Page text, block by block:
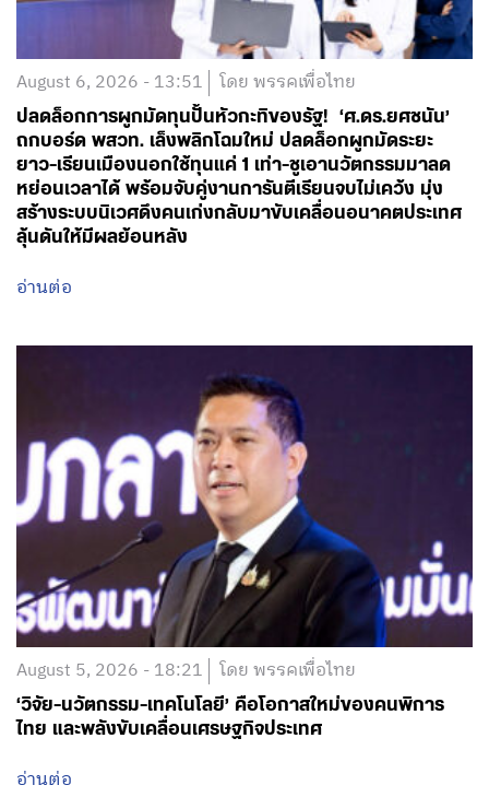
August 6, 2026 - 13:51 โดย พรรคเพื่อไทย
ปลดล็อกการผูกมัดทุนปั้นหัวกะทิของรัฐ! ‘ศ.ดร.ยศชนัน’
ถกบอร์ด พสวท. เล็งพลิกโฉมใหม่ ปลดล็อกผูกมัดระยะ
ยาว-เรียนเมืองนอกใช้ทุนแค่ 1 เท่า-ชูเอานวัตกรรมมาลด
หย่อนเวลาได้ พร้อมจับคู่งานการันตีเรียนจบไม่เคว้ง มุ่ง
สร้างระบบนิเวศดึงคนเก่งกลับมาขับเคลื่อนอนาคตประเทศ
ลุ้นดันให้มีผลย้อนหลัง
อ่านต่อ
August 5, 2026 - 18:21 โดย พรรคเพื่อไทย
‘วิจัย-นวัตกรรม-เทคโนโลยี’ คือโอกาสใหม่ของคนพิการ
ไทย และพลังขับเคลื่อนเศรษฐกิจประเทศ
อ่านต่อ